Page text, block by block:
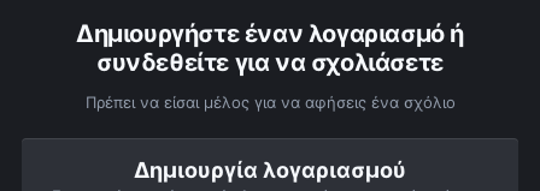
Δημιουργήστε έναν λογαριασμό ή
συνδεθείτε για να σχολιάσετε
Πρέπει να είσαι μέλος για να αφήσεις ένα σχόλιο
Δημιουργία λογαριασμού